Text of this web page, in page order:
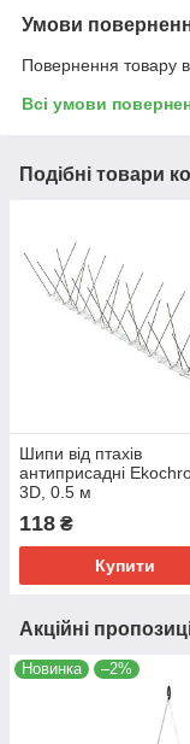
Умови
Повернення товару
Всі умови
Подібні товари
Шипи від птахів
антиприсадні
3D, 0.5 м
118 ₴
Купити
Акційні
Новинка –2%